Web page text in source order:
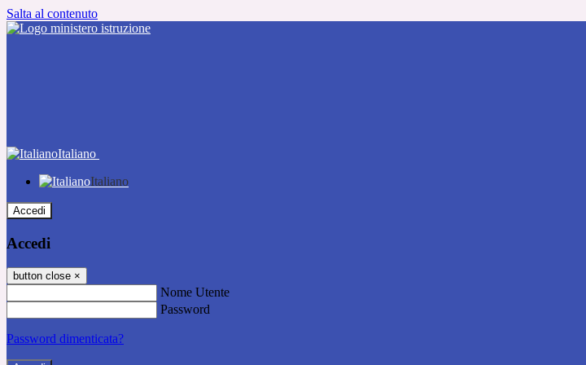
Salta al contenuto
Italiano
Italiano
Accedi
Accedi
button close ×
Nome Utente
Password
Password dimenticata?